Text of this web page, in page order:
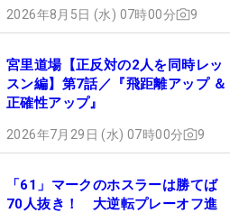
2026年8月5日 (水) 07時00分 9
宮里道場【正反対の2人を同時レッ
スン編】第7話／『飛距離アップ ＆
正確性アップ』
2026年7月29日 (水) 07時00分 9
「61」マークのホスラーは勝てば
70人抜き！ 大逆転プレーオフ進